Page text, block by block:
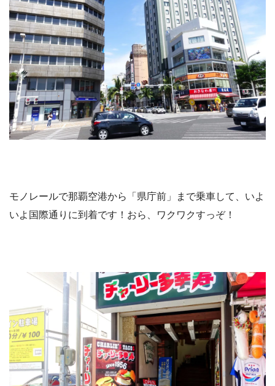
モノレールで那覇空港から「県庁前」まで乗車して、いよ
いよ国際通りに到着です！おら、ワクワクすっぞ！